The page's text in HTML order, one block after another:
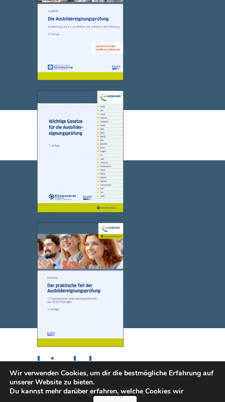
© 2025 NWB Verlag. Kiehl ist eine Marke des NWB Verlags.
Wir verwenden Cookies, um dir die bestmögliche Erfahrung auf
unserer Website zu bieten.
Du kannst mehr darüber erfahren, welche Cookies wir